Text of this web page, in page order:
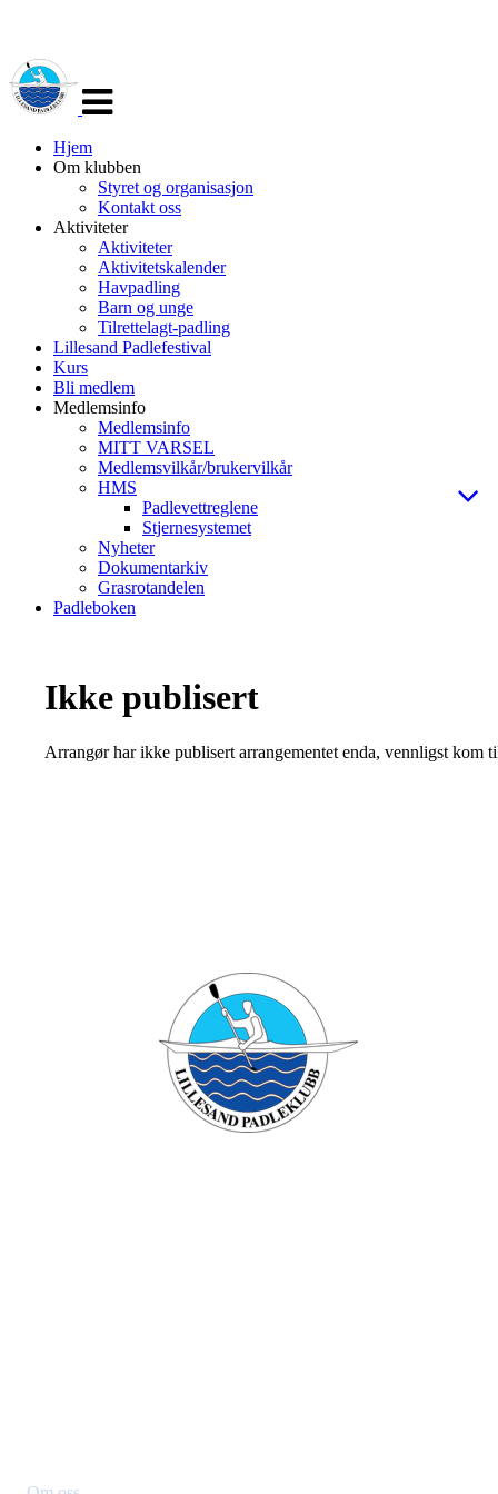
navigasjon
Hjem
Om klubben
Styret og organisasjon
Kontakt oss
Aktiviteter
Aktiviteter
Aktivitetskalender
Havpadling
Barn og unge
Tilrettelagt-padling
Lillesand Padlefestival
Kurs
Bli medlem
Medlemsinfo
Medlemsinfo
MITT VARSEL
Medlemsvilkår/brukervilkår
HMS
Padlevettreglene
Stjernesystemet
Nyheter
Dokumentarkiv
Grasrotandelen
Padleboken
Ikke publisert
Arrangør har ikke publisert arrangementet enda, vennligst kom